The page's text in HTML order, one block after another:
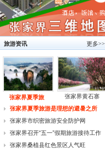
更多>>
旅游资讯
张家界夏季旅
张家界黄石寨
张家界夏季旅游是理想的避暑之所
张家界市织密旅游安全防护网
张家界召开“五一”假期旅游接待工作
复
张家界桑植县红色景区人气旺